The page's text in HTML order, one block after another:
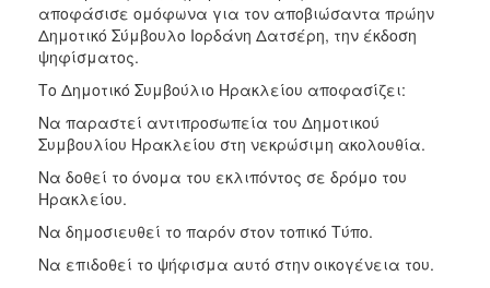
2012
2011
2010
2006
ΤΟΠΟΣ
αποφάσισε ομόφωνα για τον αποβιώσαντα πρώην
Δημοτικό Σύμβουλο Ιορδάνη Δατσέρη, την έκδοση
ψηφίσματος.
Το Δημοτικό Συμβούλιο Ηρακλείου αποφασίζει:
Να παραστεί αντιπροσωπεία του Δημοτικού
Συμβουλίου Ηρακλείου στη νεκρώσιμη ακολουθία.
Να δοθεί το όνομα του εκλιπόντος σε δρόμο του
Ηρακλείου.
Να δημοσιευθεί το παρόν στον τοπικό Τύπο.
Να επιδοθεί το ψήφισμα αυτό στην οικογένεια του.